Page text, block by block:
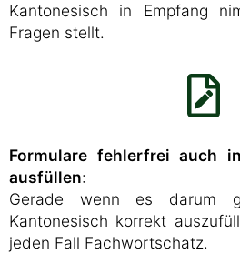
Kantonesisch in Empfang
Fragen stellt.
Formulare fehlerfrei auch
ausfüllen:
Gerade wenn es darum
Kantonesisch korrekt
jeden Fall Fachwortschatz.